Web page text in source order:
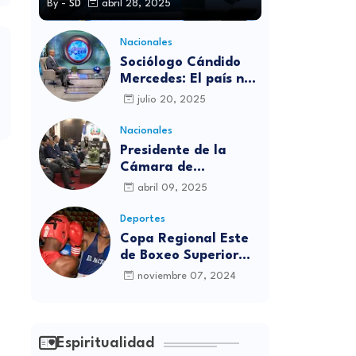
By - SD abril 28, 2025
Nacionales
Sociólogo Cándido
Mercedes: El país no
está preparado para
independientes
julio 20, 2025
Nacionales
Presidente de la
Cámara de
diputados se
víctimas de la
discoteca Jet Set
abril 09, 2025
Deportes
Copa Regional Este
de Boxeo Superior
será inaugurada este
noviembre 07, 2024
Espiritualidad